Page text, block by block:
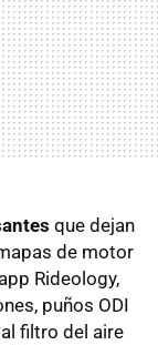
que dejan
de motor
Rideology,
puños ODI
filtro del aire